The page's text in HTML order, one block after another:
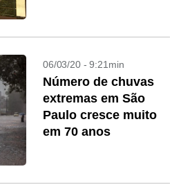
06/03/20 - 9:21min
Número de chuvas
extremas em São
Paulo cresce muito
em 70 anos